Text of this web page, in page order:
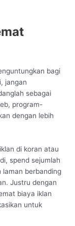
bagi
jangan
sebagai
program-
dengan lebih
di koran atau
spend sejumlah
laman berbanding
Justru dengan
biaya iklan
untuk